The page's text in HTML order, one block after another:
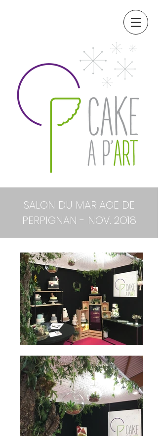
SALON DU MARIAGE DE
PERPIGNAN - NOV. 2O18